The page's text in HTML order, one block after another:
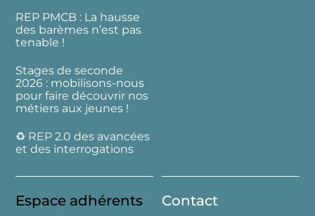
REP PMCB : La hausse
des barèmes n’est pas
tenable !
Stages de seconde
2026 : mobilisons-nous
pour faire découvrir nos
métiers aux jeunes !
♻️ REP 2.0 des avancées
et des interrogations
Espace adhérents Contact